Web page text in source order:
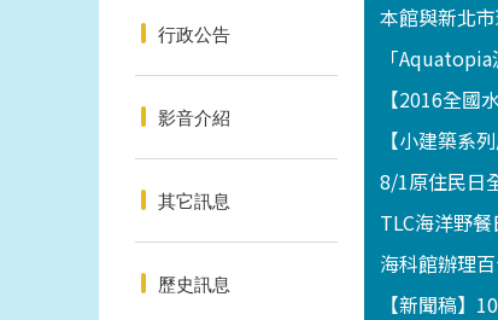
行政公告
影音介紹
其它訊息
歷史訊息
本館與新北
「
【2016全國
【小建築系
8/1原住民日
TLC海洋野
海科館辦理
【新聞稿】